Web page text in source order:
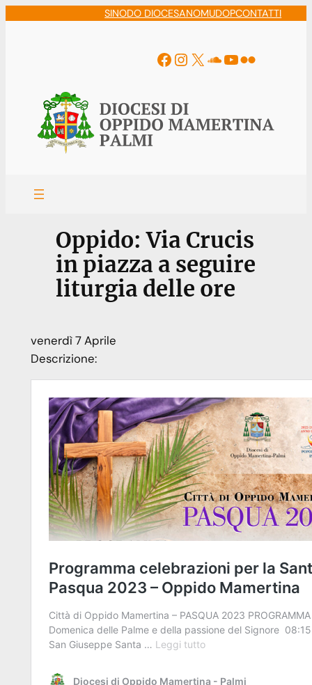
SINODO DIOCESANOMUDOPCONTATTI
Facebook
Instagram
X Soundcloud
YouTube
Flickr
Oppido: Via Crucis
in piazza a seguire
liturgia delle ore
venerdì7Aprile
Descrizione: